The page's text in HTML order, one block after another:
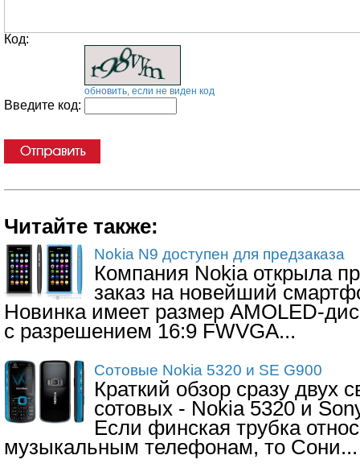
Код:
обновить, если не виден код
Введите код:
Читайте также:
Nokia N9 доступен для предзаказа
Компания Nokia открыла
заказ на новейший
Новинка имеет размер AMOLED-
с разрешением 16:9 FWVGA...
Сотовые Nokia 5320 и SE G900
Краткий обзор сразу двух
сотовых - Nokia 5320 и
Если финская трубка
музыкальным телефонам, то Сони...